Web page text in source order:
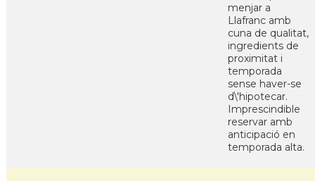
menjar a
Llafranc amb
cuna de qualitat,
ingredients de
proximitat i
temporada
sense haver-se
d\'hipotecar.
Imprescindible
reservar amb
anticipació en
temporada alta.